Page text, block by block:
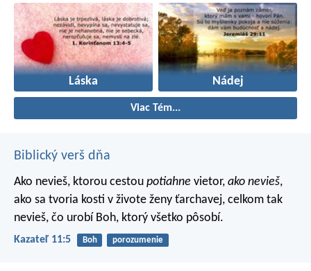
Láska Nádej
Viac Tém...
Biblický verš dňa
Ako nevieš, ktorou cestou potiahne vietor, ako nevieš,
ako sa tvoria kosti v živote ženy ťarchavej, celkom tak
nevieš, čo urobí Boh, ktorý všetko pôsobí.
Kazateľ 11:5 Boh porozumenie